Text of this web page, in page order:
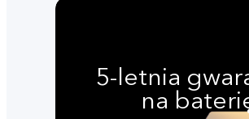
5-letnia
na